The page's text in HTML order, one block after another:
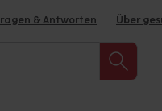
& Antworten Über